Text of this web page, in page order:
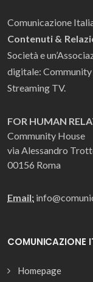
Comunicazione
Contenuti &
Società e
digitale:
Streaming TV.
FOR HUMAN
Community House
via Alessandro
00156 Roma
Email:
COMUNICAZIONE
Homepage